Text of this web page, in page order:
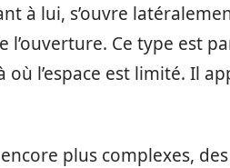
à lui, s’ouvre
l’ouverture. Ce type est
l’espace est limité. Il
plus complexes,